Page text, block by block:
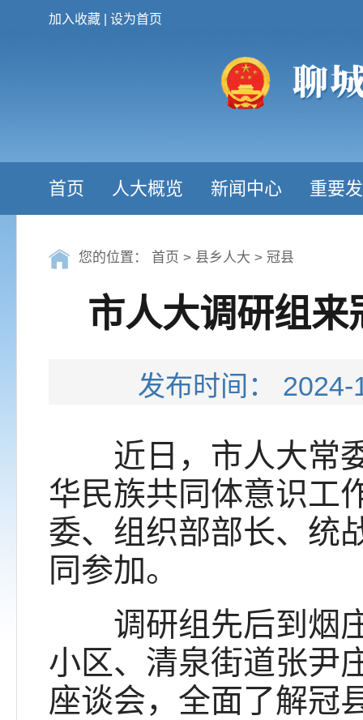
加入收藏 设为首页
首页 人大概览 新闻中心 重要
您的位置： 首页 > 县乡人大 > 冠县
市人大调研组
发布时间：
近日，市人大常委
华民族共同体意识工
委、组织部部长、统
同参加。
调研组先后到烟庄
小区、清泉街道张尹
座谈会，全面了解冠